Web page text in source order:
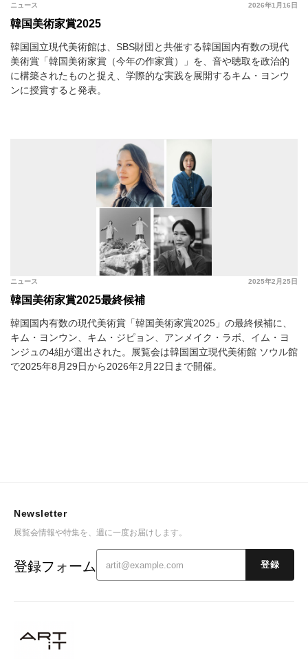
2026年1月16日
ニュース
韓国美術家賞2025
韓国国立現代美術館は、SBS財団と共催する韓国国内有数の現代
美術賞「韓国美術家賞（今年の作家賞）」を、音や聴取を政治的
に構築されたものと捉え、学際的な実践を展開するキム・ヨンウ
ンに授賞すると発表。
2025年2月25日
ニュース
韓国美術家賞2025最終候補
韓国国内有数の現代美術賞「韓国美術家賞2025」の最終候補に、
キム・ヨンウン、キム・ジピョン、アンメイク・ラボ、イム・ヨ
ンジュの4組が選出された。展覧会は韓国国立現代美術館 ソウル館
で2025年8月29日から2026年2月22日まで開催。
Newsletter
展覧会情報や特集を、週に一度お届けします。
登録フォーム 登録